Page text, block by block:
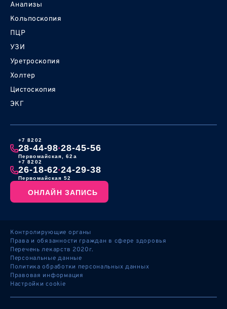
Анализы
Кольпоскопия
ПЦР
УЗИ
Уретроскопия
Холтер
Цистоскопия
ЭКГ
+7 8202
28-44-98•28-45-56
Первомайская, 62а
+7 8202
26-18-62•24-29-38
Первомайская 52
ОНЛАЙН ЗАПИСЬ
Контролирующие органы
Права и обязанности граждан в сфере здоровья
Перечень лекарств 2020г.
Персональные данные
Политика обработки персональных данных
Правовая информация
Настройки cookie